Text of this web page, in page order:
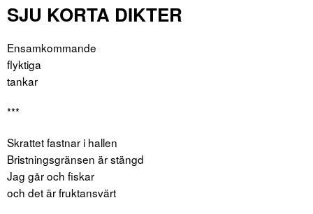
SJU KORTA DIKTER
Ensamkommande
flyktiga
tankar
***
Skrattet fastnar i hallen
Bristningsgränsen är stängd
Jag går och fiskar
och det är fruktansvärt